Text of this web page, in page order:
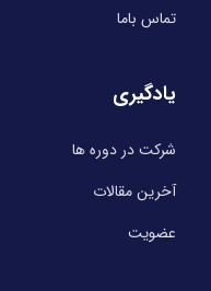
تماس باما
یادگیری
شرکت در دوره ها
آخرین مقالات
عضویت